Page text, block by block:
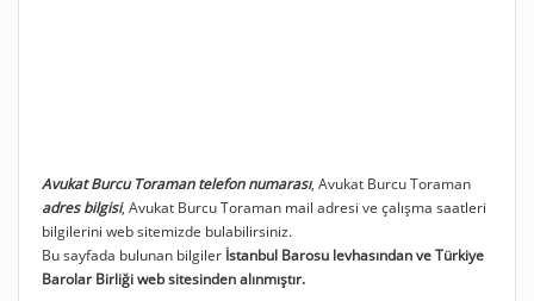
Avukat Burcu Toraman telefon numarası, Avukat Burcu Toraman
adres bilgisi, Avukat Burcu Toraman mail adresi ve çalışma saatleri
bilgilerini web sitemizde bulabilirsiniz.
Bu sayfada bulunan bilgiler İstanbul Barosu levhasından ve Türkiye
Barolar Birliği web sitesinden alınmıştır.